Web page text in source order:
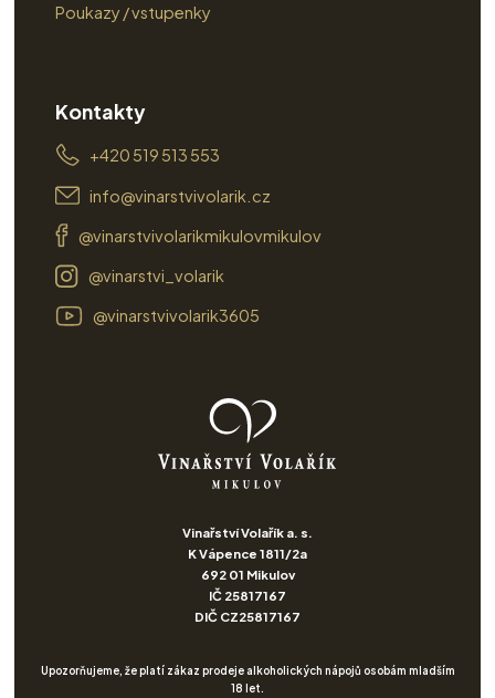
Poukazy / vstupenky
Kontakty
+420 519 513 553
info@vinarstvivolarik.cz
@vinarstvivolarikmikulovmikulov
@vinarstvi_volarik
@vinarstvivolarik3605
Vinařství Volařík a. s.
K Vápence 1811/2a
692 01 Mikulov
IČ 25817167
DIČ CZ25817167
Upozorňujeme, že platí zákaz prodeje alkoholických nápojů osobám mladším
18 let.